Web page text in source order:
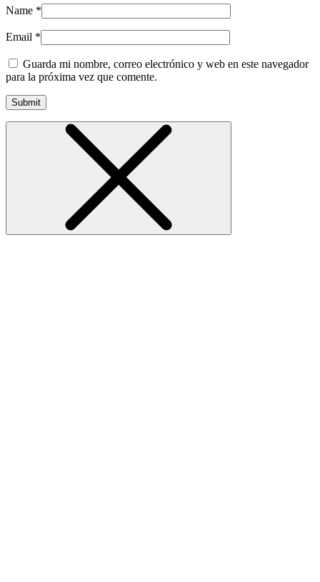
Name *
Email *
Guarda mi nombre, correo electrónico y web en este navegador
para la próxima vez que comente.